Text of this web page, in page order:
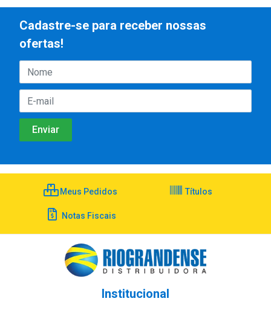
Cadastre-se para receber nossas
ofertas!
Meus Pedidos Títulos
Notas Fiscais
Institucional